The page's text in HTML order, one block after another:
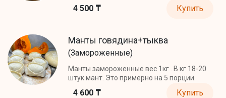
4 500 ₸ Купить
Манты говядина+тыква
(Замороженные)
Манты замороженные вес 1кг . В кг 18-20
штук мант. Это примерно на 5 порции.
4 600 ₸ Купить